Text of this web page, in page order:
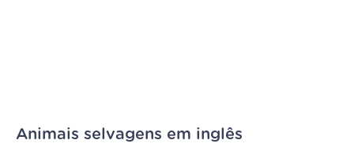
Animais selvagens em inglês